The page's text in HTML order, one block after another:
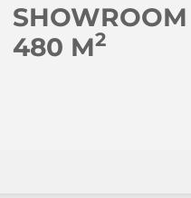
SHOWROOM
480 M2